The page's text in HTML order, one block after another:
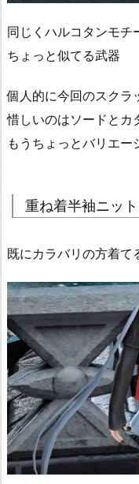
同じくハルコタンモチ
ちょっと似てる武器
個人的に今回のスクラ
惜しいのはソードと
もうちょっとバリエー
重ね着半袖ニット
既にカラバリの方着